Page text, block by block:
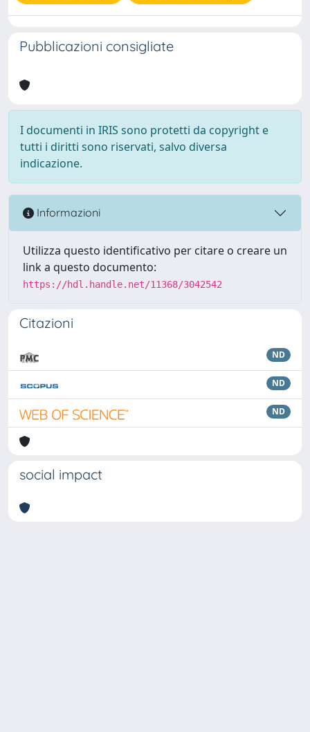
Pubblicazioni consigliate
I documenti in IRIS sono protetti da copyright e
tutti i diritti sono riservati, salvo diversa
indicazione.
Informazioni
Utilizza questo identificativo per citare o creare un
link a questo documento:
https://hdl.handle.net/11368/3042542
Citazioni
ND
ND
ND
social impact